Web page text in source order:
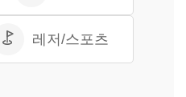
레저/스포츠